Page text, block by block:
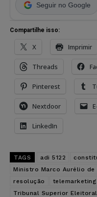
Seguir no Google
Compartilhe isso:
X Imprimir
Threads
Pinterest
Nextdoor
LinkedIn
TAGS adi 5122
Ministro Marco Aurélio de
resolução
telemarketing
Tribunal Superior